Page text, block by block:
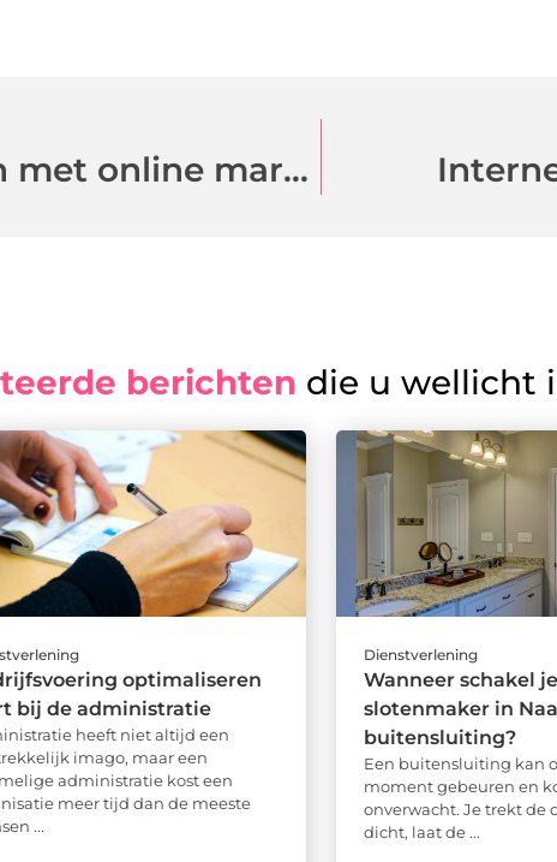
Hoger in de zoekresultaten met online marketing
berichten die u wellicht
optimaliseren
bij de administratie
heeft niet altijd een
imago, maar een
administratie kost een
meer tijd dan de meeste
...
Dienstverlening
Wanneer schakel
slotenmaker in
buitensluiting?
Een buitensluiting kan
moment gebeuren en
onverwacht. Je trekt de
dicht, laat de ...